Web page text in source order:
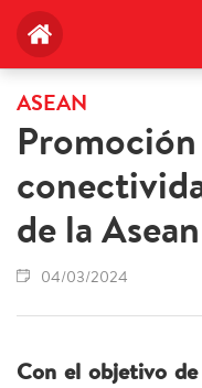
ASEAN
de la Asean
04/03/2024
Con el objetivo